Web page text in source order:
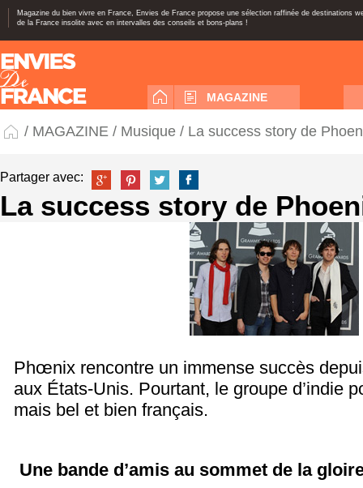
Magazine du bien vivre en France, Envies de France propose une sélection raffinée de destinations
de la France insolite avec en intervalles des conseils et bons-plans !
MAGAZINE
/ MAGAZINE / Musique / La success story de
Partager avec:
La success story de
Phœnix rencontre un immense succès
aux États-Unis. Pourtant, le groupe d’indie
mais bel et bien français.
Une bande d’amis au sommet de la